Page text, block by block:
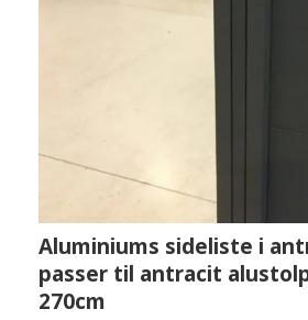
Aluminiums sideliste i
passer til antracit
270cm